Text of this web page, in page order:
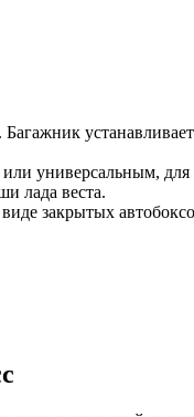
универсальным, для
лада веста.
закрытых